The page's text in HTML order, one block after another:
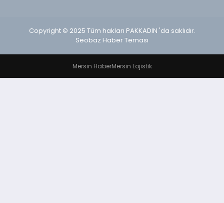
Copyright © 2025 Tüm hakları PAKKADIN 'da saklıdır.
Seobaz Haber Teması
Mersin HaberMersin Lojistik